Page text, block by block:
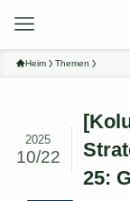
Heim Themen
25:
2025
10/22